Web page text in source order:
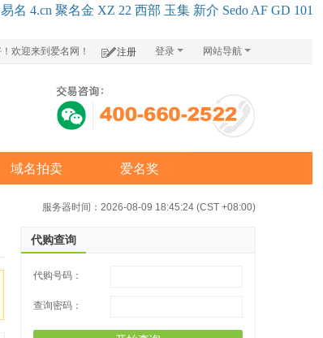
易名 4.cn 聚名金 XZ 22 西部 玉集 新介 Sedo AF GD 101